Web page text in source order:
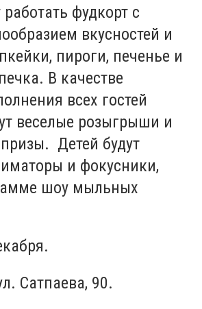
фудкорт с
вкусностей и
пироги, печенье и
В качестве
всех гостей
веселые розыгрыши и
Детей будут
и фокусники,
шоу мыльных
Сатпаева, 90.